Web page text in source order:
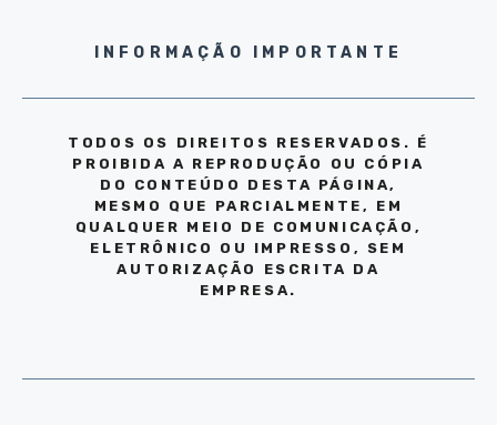
INFORMAÇÃO IMPORTANTE
TODOS OS DIREITOS RESERVADOS. É
PROIBIDA A REPRODUÇÃO OU CÓPIA
DO CONTEÚDO DESTA PÁGINA,
MESMO QUE PARCIALMENTE, EM
QUALQUER MEIO DE COMUNICAÇÃO,
ELETRÔNICO OU IMPRESSO, SEM
AUTORIZAÇÃO ESCRITA DA
EMPRESA.